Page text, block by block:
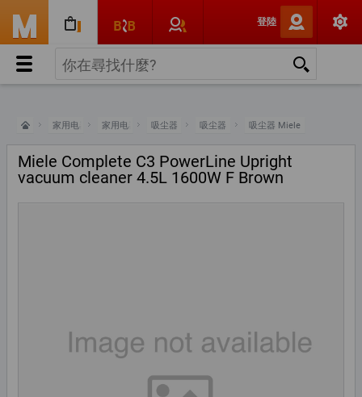
登陸
家用电器 家用电器 吸尘器 吸尘器 吸尘器 Miele
Miele Complete C3 PowerLine Upright
vacuum cleaner 4.5L 1600W F Brown